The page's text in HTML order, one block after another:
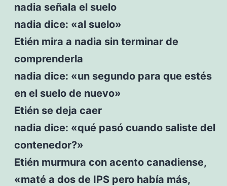
nadia señala el suelo
nadia dice: «al suelo»
Etién mira a nadia sin terminar de
comprenderla
nadia dice: «un segundo para que estés
en el suelo de nuevo»
Etién se deja caer
nadia dice: «qué pasó cuando saliste del
contenedor?»
Etién murmura con acento canadiense,
«maté a dos de IPS pero había más,